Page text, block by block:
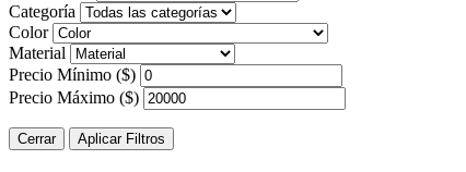
Categoría
Color
Material
Precio Mínimo ($)
Precio Máximo ($)
Cerrar Aplicar Filtros